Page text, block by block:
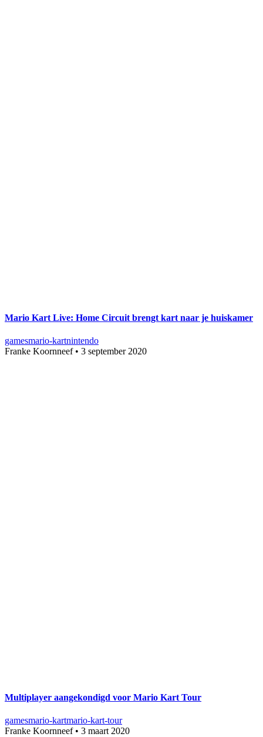
Mario Kart Live: Home Circuit brengt kart naar je huiskamer
gamesmario-kartnintendo
Franke Koornneef• 3 september 2020
Multiplayer aangekondigd voor Mario Kart Tour
gamesmario-kartmario-kart-tour
Franke Koornneef• 3 maart 2020